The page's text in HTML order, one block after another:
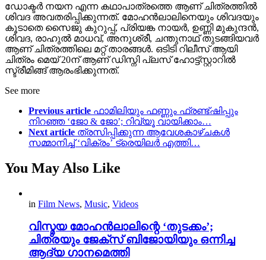
ഡോക്ടര്‍ നയന എന്ന കഥാപാത്രത്തെ ആണ് ചിത്രത്തിൽ
ശിവദ അവതരിപ്പിക്കുന്നത്. മോഹൻലാലിനെയും ശിവദയും
കൂടാതെ സൈജു കുറുപ്പ്, പ്രിയങ്ക നായർ, ഉണ്ണി മുകുന്ദൻ,
ശിവദ, രാഹുൽ മാധവ്, അനുശ്രീ, ചന്തുനാഥ്‌ തുടങ്ങിയവർ
ആണ് ചിത്രത്തിലെ മറ്റ് താരങ്ങൾ. ഒടിടി റിലീസ് ആയി
ചിത്രം മെയ് 20ന് ആണ് ഡിസ്നി പ്ലസ് ഹോട്ട്സ്റ്റാറിൽ
സ്ട്രീമിങ്ങ് ആരംഭിക്കുന്നത്.
See more
Previous article ഫാമിലിയും ഫണ്ണും ഫ്രണ്ട്ഷിപ്പും
നിറഞ്ഞ ‘ജോ & ജോ’; റിവ്യൂ വായിക്കാം…
Next article ത്രസിപ്പിക്കുന്ന ആവേശകാഴ്ചകള്‍
സമ്മാനിച്ച്‌ ‘വിക്രം’ ട്രെയിലര്‍ എത്തി…
You May Also Like
in Film News, Music, Videos
വിസ്മയ മോഹൻലാലിന്റെ ‘തുടക്കം’;
ചിത്രയും ജേക്സ് ബിജോയിയും ഒന്നിച്ച
ആദ്യ ഗാനമെത്തി